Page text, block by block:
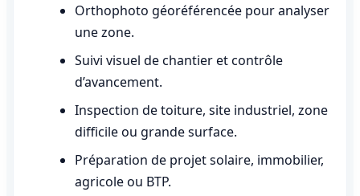
Orthophoto géoréférencée pour analyser
une zone.
Suivi visuel de chantier et contrôle
d’avancement.
Inspection de toiture, site industriel, zone
difficile ou grande surface.
Préparation de projet solaire, immobilier,
agricole ou BTP.